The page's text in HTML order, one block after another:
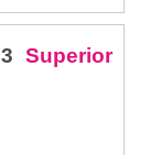
Superior